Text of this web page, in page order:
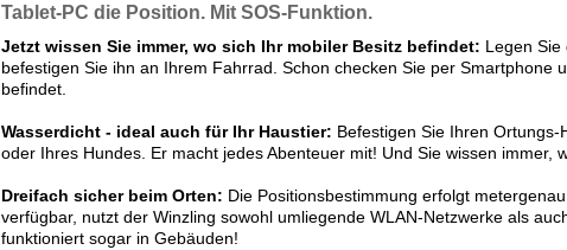
Tablet-PC die Position. Mit SOS-Funktion.
Jetzt wissen Sie immer, wo sich Ihr mobiler Besitz befindet: Legen Sie
befestigen Sie ihn an Ihrem Fahrrad. Schon checken Sie per Smartphone
befindet.
Wasserdicht - ideal auch für Ihr Haustier: Befestigen Sie Ihren
oder Ihres Hundes. Er macht jedes Abenteuer mit! Und Sie wissen immer,
Dreifach sicher beim Orten: Die Positionsbestimmung erfolgt
verfügbar, nutzt der Winzling sowohl umliegende WLAN-Netzwerke als
funktioniert sogar in Gebäuden!